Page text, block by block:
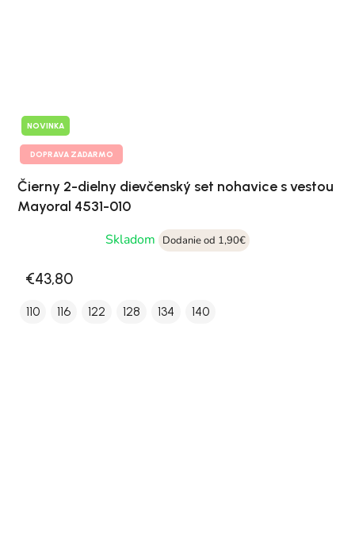
NOVINKA
DOPRAVA ZADARMO
Čierny 2-dielny dievčenský set nohavice s vestou
Mayoral 4531-010
Skladom
Dodanie od 1,90€
€43,80
110 116 122 128 134 140